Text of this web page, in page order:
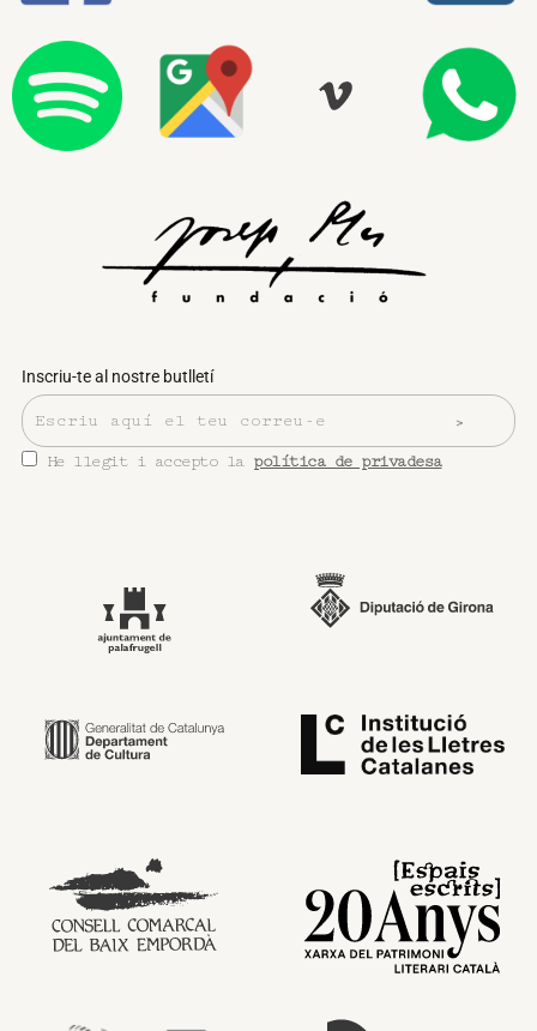
Inscriu-te al nostre butlletí
He llegit i accepto la política de privadesa